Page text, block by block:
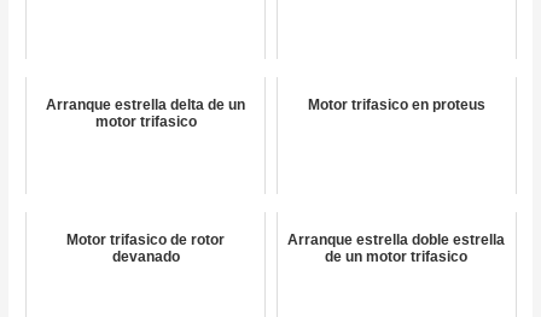
Arranque estrella delta de un
motor trifasico
Motor trifasico en proteus
Motor trifasico de rotor
devanado
Arranque estrella doble estrella
de un motor trifasico